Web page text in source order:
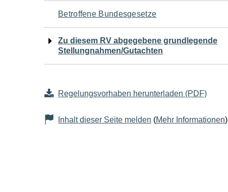
Betroffene Bundesgesetze
Zu diesem RV abgegebene grundlegende
Stellungnahmen/Gutachten
Regelungsvorhaben herunterladen (PDF)
Inhalt dieser Seite melden (Mehr Informationen)